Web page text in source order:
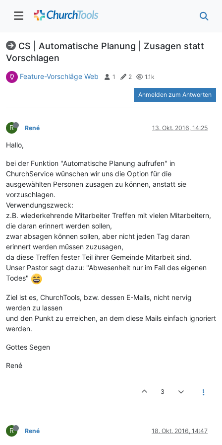
CS | Automatische Planung | Zusagen statt
Vorschlagen
Feature-Vorschläge Web 1 2 1.1k
Anmelden zum Antworten
R René 13. Okt. 2016, 14:25
Hallo,
bei der Funktion "Automatische Planung aufrufen" in
ChurchService wünschen wir uns die Option für die
ausgewählten Personen zusagen zu können, anstatt sie
vorzuschlagen.
Verwendungszweck:
z.B. wiederkehrende Mitarbeiter Treffen mit vielen Mitarbeitern,
die daran erinnert werden sollen,
zwar absagen können sollen, aber nicht jeden Tag daran
erinnert werden müssen zuzusagen,
da diese Treffen fester Teil ihrer Gemeinde Mitarbeit sind.
Unser Pastor sagt dazu: "Abwesenheit nur im Fall des eigenen
Todes"
Ziel ist es, ChurchTools, bzw. dessen E-Mails, nicht nervig
werden zu lassen
und den Punkt zu erreichen, an dem diese Mails einfach ignoriert
werden.
Gottes Segen
René
3
R René 18. Okt. 2016, 14:47